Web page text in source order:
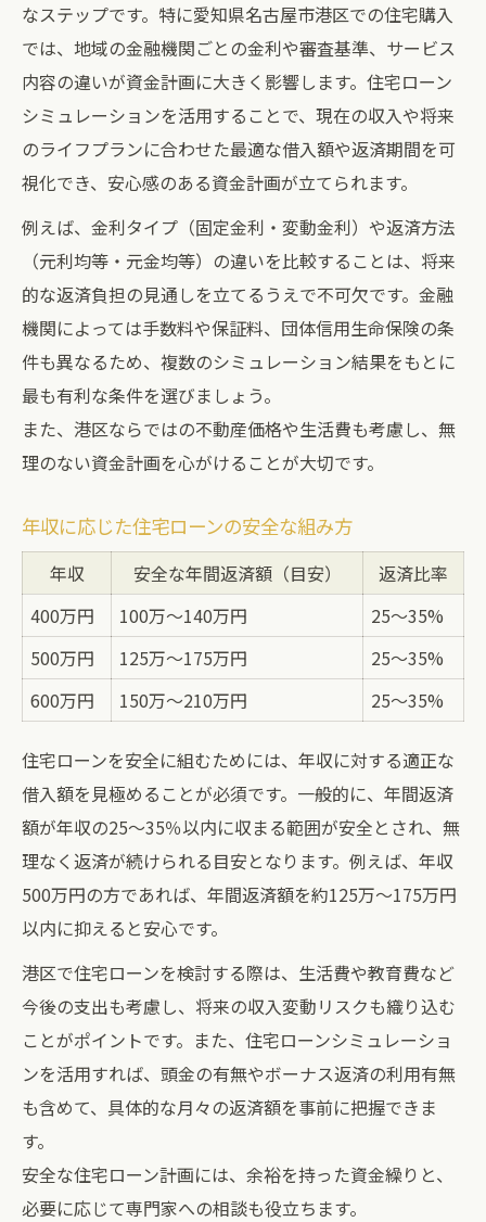
なステップです。特に愛知県名古屋市港区での住宅購入
では、地域の金融機関ごとの金利や審査基準、サービス
内容の違いが資金計画に大きく影響します。住宅ローン
シミュレーションを活用することで、現在の収入や将来
のライフプランに合わせた最適な借入額や返済期間を可
視化でき、安心感のある資金計画が立てられます。
例えば、金利タイプ（固定金利・変動金利）や返済方法
（元利均等・元金均等）の違いを比較することは、将来
的な返済負担の見通しを立てるうえで不可欠です。金融
機関によっては手数料や保証料、団体信用生命保険の条
件も異なるため、複数のシミュレーション結果をもとに
最も有利な条件を選びましょう。
また、港区ならではの不動産価格や生活費も考慮し、無
理のない資金計画を心がけることが大切です。
年収に応じた住宅ローンの安全な組み方
年収 安全な年間返済額（目安）
返済比率
400万円
100万～140万円
25～35%
500万円
125万～175万円
25～35%
600万円
150万～210万円 25～35%
住宅ローンを安全に組むためには、年収に対する適正な
借入額を見極めることが必須です。一般的に、年間返済
額が年収の25～35％以内に収まる範囲が安全とされ、無
理なく返済が続けられる目安となります。例えば、年収
500万円の方であれば、年間返済額を約125万～175万円
以内に抑えると安心です。
港区で住宅ローンを検討する際は、生活費や教育費など
今後の支出も考慮し、将来の収入変動リスクも織り込む
ことがポイントです。また、住宅ローンシミュレーショ
ンを活用すれば、頭金の有無やボーナス返済の利用有無
も含めて、具体的な月々の返済額を事前に把握できま
す。
安全な住宅ローン計画には、余裕を持った資金繰りと、
必要に応じて専門家への相談も役立ちます。